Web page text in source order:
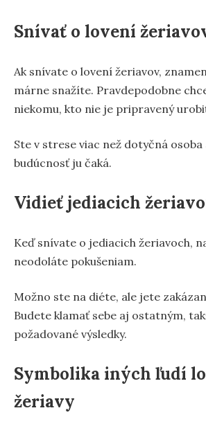
Snívať o lovení
Ak snívate o lovení žeriavov,
márne snažíte. Pravdepodobne
niekomu, kto nie je pripravený
Ste v strese viac než dotyčná osoba
budúcnosť ju čaká.
Vidieť jediacich
Keď snívate o jediacich žeriavoch,
neodoláte pokušeniam.
Možno ste na diéte, ale jete
Budete klamať sebe aj ostatným,
požadované výsledky.
Symbolika iných ľudí
žeriavy